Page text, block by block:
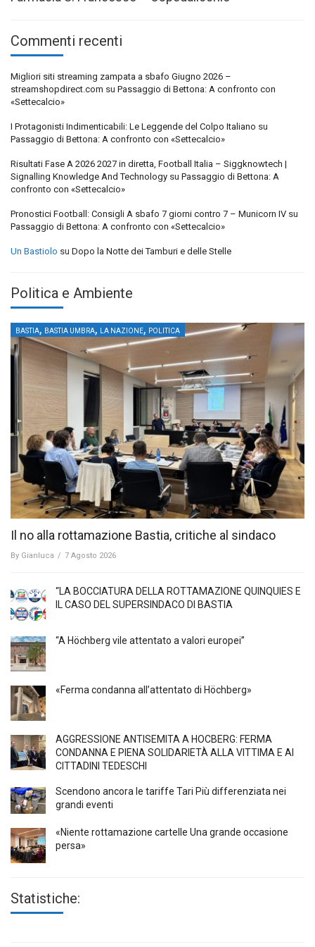
Commenti recenti
Migliori siti streaming zampata a sbafo Giugno 2026 –
streamshopdirect.com su Passaggio di Bettona: A confronto con
«Settecalcio»
I Protagonisti Indimenticabili: Le Leggende del Colpo Italiano su
Passaggio di Bettona: A confronto con «Settecalcio»
Risultati Fase A 2026 2027 in diretta, Football Italia – Siggknowtech |
Signalling Knowledge And Technology su Passaggio di Bettona: A
confronto con «Settecalcio»
Pronostici Football: Consigli A sbafo 7 giorni contro 7 – Municorn IV su
Passaggio di Bettona: A confronto con «Settecalcio»
Un Bastiolo su Dopo la Notte dei Tamburi e delle Stelle
Politica e Ambiente
BASTIA, BASTIA UMBRA, LA NAZIONE, POLITICA
Il no alla rottamazione Bastia, critiche al sindaco
By Gianluca / 7 Agosto 2026
“LA BOCCIATURA DELLA ROTTAMAZIONE QUINQUIES E
IL CASO DEL SUPERSINDACO DI BASTIA
“A Höchberg vile attentato a valori europei”
«Ferma condanna all’attentato di Höchberg»
AGGRESSIONE ANTISEMITA A HÖCBERG: FERMA
CONDANNA E PIENA SOLIDARIETÀ ALLA VITTIMA E AI
CITTADINI TEDESCHI
Scendono ancora le tariffe Tari Più differenziata nei
grandi eventi
«Niente rottamazione cartelle Una grande occasione
persa»
Statistiche: